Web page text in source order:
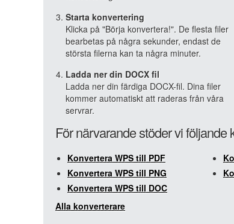
Starta konvertering
Klicka på "Börja konvertera!". De flesta filer
bearbetas på några sekunder, endast de
största filerna kan ta några minuter.
Ladda ner din DOCX fil
Ladda ner din färdiga DOCX-fil. Dina filer
kommer automatiskt att raderas från våra
servrar.
För närvarande stöder vi
Konvertera WPS till PDF
Konvertera WPS till PNG
Konvertera WPS till DOC
Alla konverterare